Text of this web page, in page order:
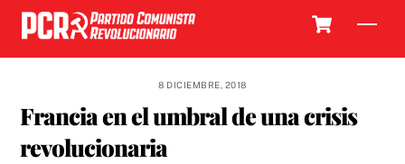
Skip
content
8 DICIEMBRE, 2018
Francia en el umbral de una crisis
revolucionaria